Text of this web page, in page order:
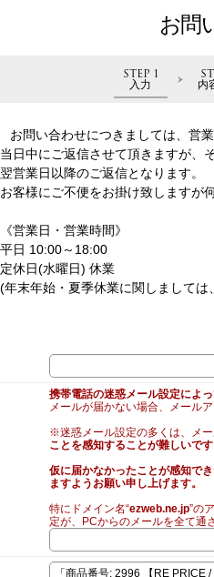
お問
STEP 1
入力 内
お問い合わせにつきましては、営
当日中にご返信させて頂きますが、
翌営業日以降のご返信となります。
お客様にご不便をお掛け致しますが
《営業日・営業時間》
平日 10:00～18:00
定休日(水曜日) 休業
(年末年始・夏季休業に関しまして
携帯電話の迷惑メール設定によ
メールが届かない場合、メール
※迷惑メール設定の多くは、メー
ことを感知することが難しいです
仮に届かなかったことが感知で
ますようお願い申し上げます。
特にドメイン名“ezweb.ne.jp”の
定が、PCからのメールを全て通